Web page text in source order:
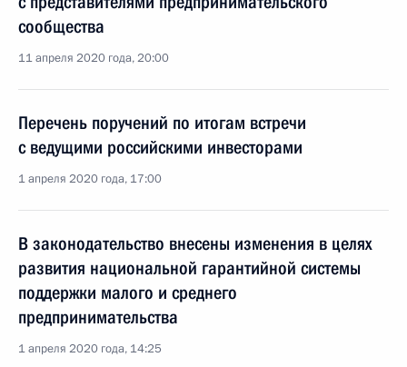
сообщества
11 апреля 2020 года, 20:00
Перечень поручений по итогам встречи
с ведущими российскими инвесторами
1 апреля 2020 года, 17:00
В законодательство внесены изменения в целях
развития национальной гарантийной системы
поддержки малого и среднего
предпринимательства
1 апреля 2020 года, 14:25